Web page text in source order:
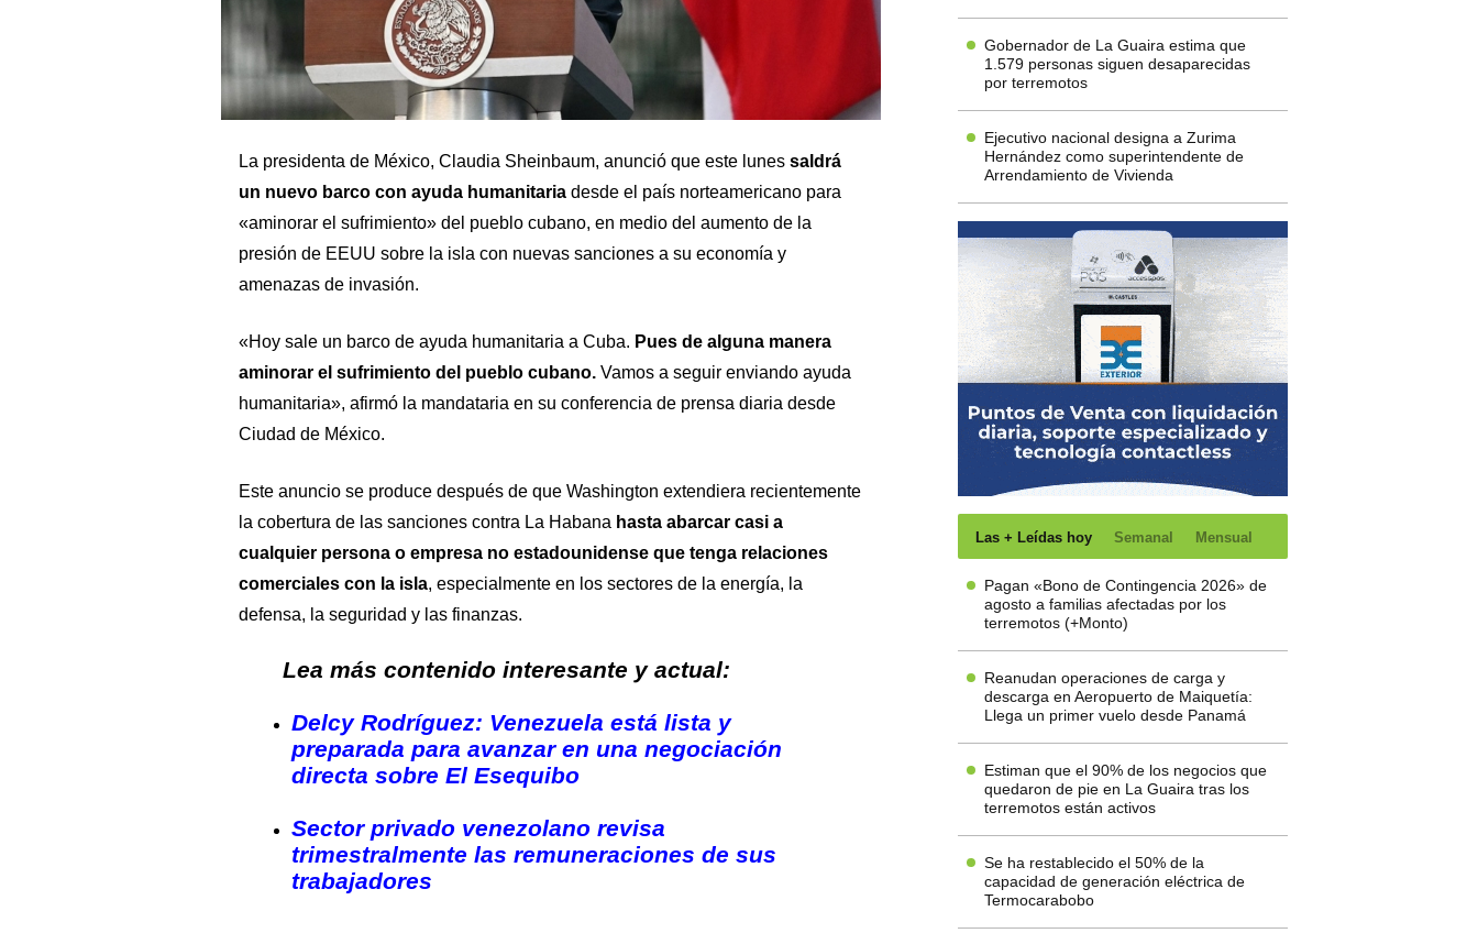
La presidenta de México, Claudia Sheinbaum, anunció que este lunes saldrá
un nuevo barco con ayuda humanitariadesde el país norteamericano para
«aminorar el sufrimiento» del pueblo cubano, en medio del aumento de la
presión de EEUU sobre la isla con nuevas sanciones a su economía y
amenazas de invasión.
«Hoy sale un barco de ayuda humanitaria a Cuba. Pues de alguna manera
aminorar el sufrimiento del pueblo cubano.Vamos a seguir enviando ayuda
humanitaria», afirmó la mandataria en su conferencia de prensa diaria desde
Ciudad de México.
Este anuncio se produce después de que Washington extendiera recientemente
la cobertura de las sanciones contra La Habana hasta abarcar casi a
cualquier persona o empresa no estadounidense que tenga relaciones
comerciales con la isla, especialmente en los sectores de la energía, la
defensa, la seguridad y las finanzas.
Lea más contenido interesante y actual:
Delcy Rodríguez: Venezuela está lista y
preparada para avanzar en una negociación
directa sobre El Esequibo
Sector privado venezolano revisa
trimestralmente las remuneraciones de sus
trabajadores
Gobernador de La Guaira estima que
1.579 personas siguen desaparecidas
por terremotos
Ejecutivo nacional designa a Zurima
Hernández como superintendente de
Arrendamiento de Vivienda
Las + Leídas hoy Semanal Mensual
Pagan «Bono de Contingencia 2026» de
agosto a familias afectadas por los
terremotos (+Monto)
Reanudan operaciones de carga y
descarga en Aeropuerto de Maiquetía:
Llega un primer vuelo desde Panamá
Estiman que el 90% de los negocios que
quedaron de pie en La Guaira tras los
terremotos están activos
Se ha restablecido el 50% de la
capacidad de generación eléctrica de
Termocarabobo